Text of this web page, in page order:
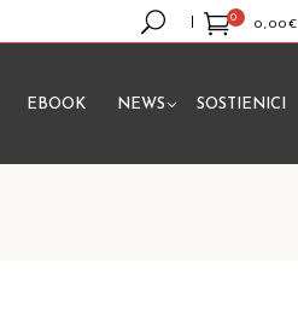
0
0,00€
prodotto nel carrello.
EBOOK NEWS SOSTIENICI